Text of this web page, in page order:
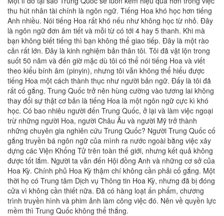
thu hút nhân tài chính là ngôn ngữ. Tiếng Hoa khó học hơn tiếng
Anh nhiều. Nói tiếng Hoa rất khó nếu như không học từ nhỏ. Đây
là ngôn ngữ đơn âm tiết và mỗi từ có tới 4 hay 5 thanh. Khi mà
bạn không biết tiếng thì bạn không thể giao tiếp. Đây là một rào
cản rất lớn. Đây là kinh nghiệm bản thân tôi. Tôi đã vật lộn trong
suốt 50 năm và đến giờ mặc dù tôi có thể nói tiếng Hoa và viết
theo kiểu bính âm (pinyin), nhưng tôi vẫn không thể hiểu được
tiếng Hoa một cách thành thục như người bản ngữ. Đấy là tôi đã
rất cố gắng. Trung Quốc trở nên hùng cường vào tương lai không
thay đổi sự thật cơ bản là tiếng Hoa là một ngôn ngữ cực kì khó
học. Có bao nhiêu người đến Trung Quốc, ở lại và làm việc ngoại
trừ những người Hoa, người Châu Âu và người Mỹ trở thành
những chuyên gia nghiên cứu Trung Quốc? Người Trung Quốc cố
gắng truyền bá ngôn ngữ của mình ra nước ngoài bằng việc xây
dựng các Viện Khổng Tử trên toàn thế giới, nhưng kết quả không
được tốt lắm. Người ta vẫn đến Hội đồng Anh và những cơ sở của
Hoa Kỳ. Chính phủ Hoa Kỳ thậm chí không cần phải cố gắng. Một
thời họ có Trung tâm Dịch vụ Thông tin Hoa Kỳ, nhưng đã bị đóng
cửa vì không cần thiết nữa. Đã có hàng loạt ấn phẩm, chương
trình truyền hình và phim ảnh làm công việc đó. Nên về quyền lực
mềm thì Trung Quốc không thể thắng.